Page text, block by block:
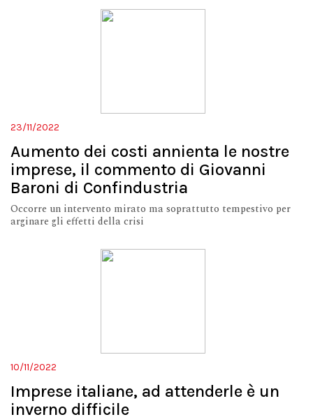
23/11/2022
Aumento dei costi annienta le nostre
imprese, il commento di Giovanni
Baroni di Confindustria
Occorre un intervento mirato ma soprattutto tempestivo per
arginare gli effetti della crisi
10/11/2022
Imprese italiane, ad attenderle è un
inverno difficile